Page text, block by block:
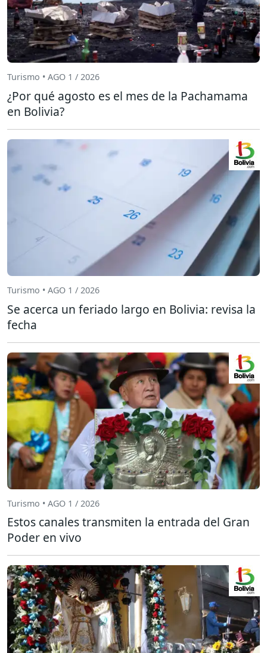
Turismo • AGO 1 / 2026
¿Por qué agosto es el mes de la Pachamama
en Bolivia?
Turismo • AGO 1 / 2026
Se acerca un feriado largo en Bolivia: revisa la
fecha
Turismo • AGO 1 / 2026
Estos canales transmiten la entrada del Gran
Poder en vivo